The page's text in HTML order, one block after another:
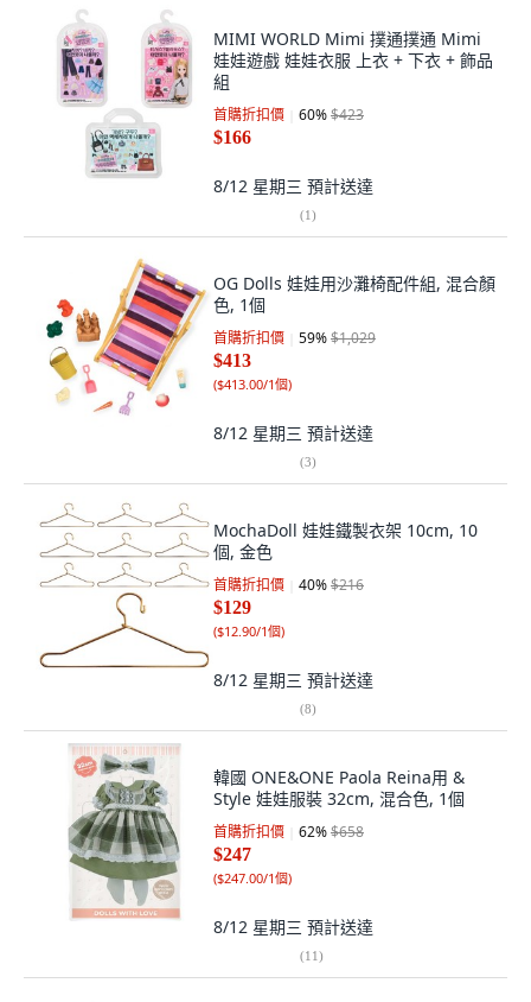
MIMI WORLD Mimi 撲通撲通 Mimi
娃娃遊戲 娃娃衣服 上衣 + 下衣 + 飾品
組
首購折扣價 60%$423
$166
8/12 星期三 預計送達
(1)
OG Dolls 娃娃用沙灘椅配件組, 混合顏
色, 1個
首購折扣價 59%$1,029
$413
($413.00/1個)
8/12 星期三 預計送達
(3)
MochaDoll 娃娃鐵製衣架 10cm, 10
個, 金色
首購折扣價 40%$216
$129
($12.90/1個)
8/12 星期三 預計送達
(8)
韓國 ONE&ONE Paola Reina用 &
Style 娃娃服裝 32cm, 混合色, 1個
首購折扣價 62%$658
$247
($247.00/1個)
8/12 星期三 預計送達
(11)